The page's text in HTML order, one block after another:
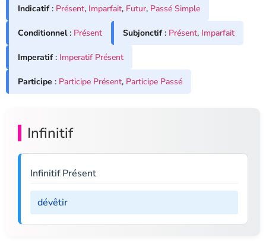
Indicatif: Présent, Imparfait, Futur, Passé Simple
Conditionnel: Présent Subjonctif: Présent, Imparfait
Imperatif: Imperatif Présent
Participe : Participe Présent, Participe Passé
Infinitif
Infinitif Présent
dévêtir